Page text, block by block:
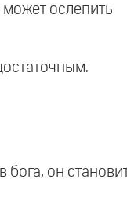
может ослепить
бога, он